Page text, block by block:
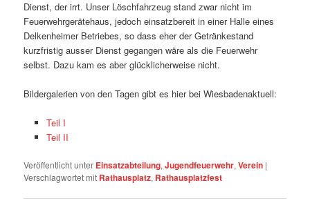
Dienst, der irrt. Unser Löschfahrzeug stand zwar nicht im
Feuerwehrgerätehaus, jedoch einsatzbereit in einer Halle eines
Delkenheimer Betriebes, so dass eher der Getränkestand
kurzfristig ausser Dienst gegangen wäre als die Feuerwehr
selbst. Dazu kam es aber glücklicherweise nicht.
Bildergalerien von den Tagen gibt es hier bei Wiesbadenaktuell:
Teil I
Teil II
Veröffentlicht unter Einsatzabteilung,Jugendfeuerwehr,Verein |
Verschlagwortet mit Rathausplatz, Rathausplatzfest